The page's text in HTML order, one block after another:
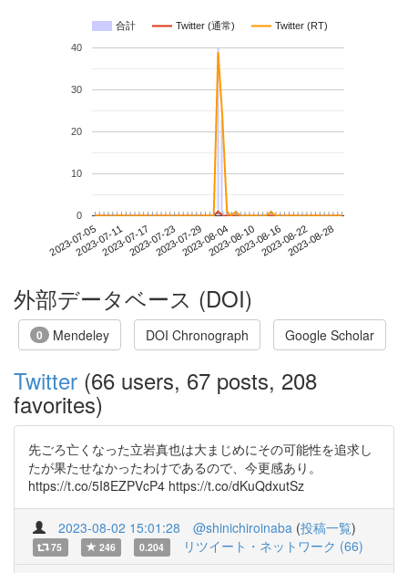
合計 Twitter (通常) Twitter (RT)
2023-07-052023-07-112023-07-172023-07-232023-07-292023-08-042023-08-102023-08-162023-08-222023-08-28
0
10
20
30
40
外部データベース (DOI)
0 Mendeley DOI Chronograph Google Scholar
Twitter (66 users, 67 posts, 208
favorites)
先ごろ亡くなった立岩真也は大まじめにその可能性を追求し
たが果たせなかったわけであるので、今更感あり。
https://t.co/5I8EZPVcP4 https://t.co/dKuQdxutSz
2023-08-02 15:01:28 @shinichiroinaba (投稿一覧)
75 246 0.204 リツイート・ネットワーク (66)